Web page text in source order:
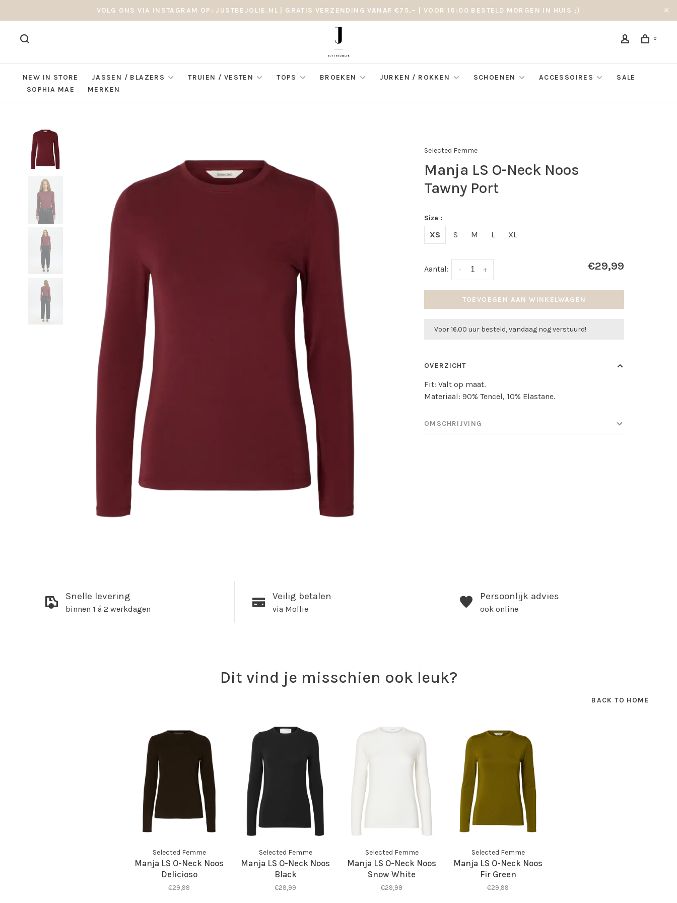
VOLG ONS VIA INSTAGRAM OP: JUSTBEJOLIE.NL | GRATIS VERZENDING VANAF €75,– | VOOR 16:00 BESTELD MORGEN IN HUIS ;)
0
NEW IN STORE JASSEN / BLAZERS TRUIEN / VESTEN TOPS BROEKEN JURKEN / ROKKEN SCHOENEN ACCESSOIRES
SALE
SOPHIA MAE
MERKEN
Selected Femme
Manja LS O-Neck Noos
Tawny Port
Size :
XS S M L XL
Aantal: +
- €29,99
TOEVOEGEN AAN WINKELWAGEN
Voor 16.00 uur besteld, vandaag nog verstuurd!
OVERZICHT
Fit: Valt op maat.
Materiaal: 90% Tencel, 10% Elastane.
OMSCHRIJVING
Snelle levering
binnen 1 á 2 werkdagen
Veilig betalen
via Mollie
Persoonlijk advies
ook online
Dit vind je misschien ook leuk?
BACK TO HOME
Selected Femme
Manja LS O-Neck Noos
Delicioso
€29,99
Selected Femme
Manja LS O-Neck Noos
Black
€29,99
Selected Femme
Manja LS O-Neck Noos
Snow White
€29,99
Selected Femme
Manja LS O-Neck Noos
Fir Green
€29,99